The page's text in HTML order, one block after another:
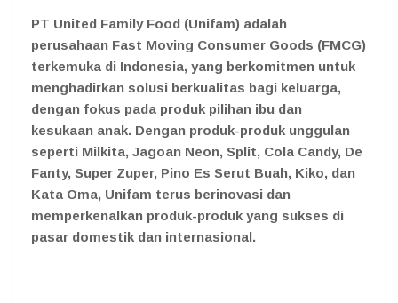
PT United Family Food (Unifam) adalah
perusahaan Fast Moving Consumer Goods (FMCG)
terkemuka di Indonesia, yang berkomitmen untuk
menghadirkan solusi berkualitas bagi keluarga,
dengan fokus pada produk pilihan ibu dan
kesukaan anak. Dengan produk-produk unggulan
seperti Milkita, Jagoan Neon, Split, Cola Candy, De
Fanty, Super Zuper, Pino Es Serut Buah, Kiko, dan
Kata Oma, Unifam terus berinovasi dan
memperkenalkan produk-produk yang sukses di
pasar domestik dan internasional.